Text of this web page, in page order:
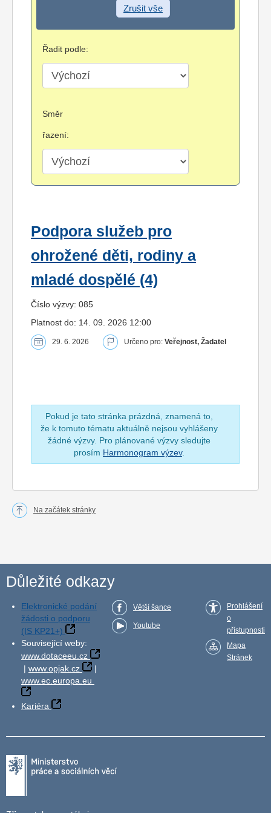
Zrušit vše
Řadit podle:
Směr
řazení:
Podpora služeb pro
ohrožené děti, rodiny a
mladé dospělé (4)
Číslo výzvy: 085
Platnost do: 14. 09. 2026 12:00
29. 6. 2026 Určeno pro: Veřejnost, Žadatel
Pokud je tato stránka prázdná, znamená to,
že k tomuto tématu aktuálně nejsou vyhlášeny
žádné výzvy. Pro plánované výzvy sledujte
prosím Harmonogram výzev.
Na začátek stránky
Důležité odkazy
Elektronické podání
žádosti o podporu
(IS KP21+)
Související weby:
www.dotaceeu.cz
| www.opjak.cz
|
www.ec.europa.eu
Kariéra
Větší šance
Youtube
Prohlášení
o
přístupnosti
Mapa
Stránek